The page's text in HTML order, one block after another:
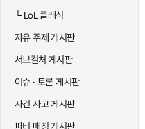
└LoL 클래식
자유 주제 게시판
서브컬처 게시판
이슈 · 토론 게시판
사건 사고 게시판
파티 매칭 게시판